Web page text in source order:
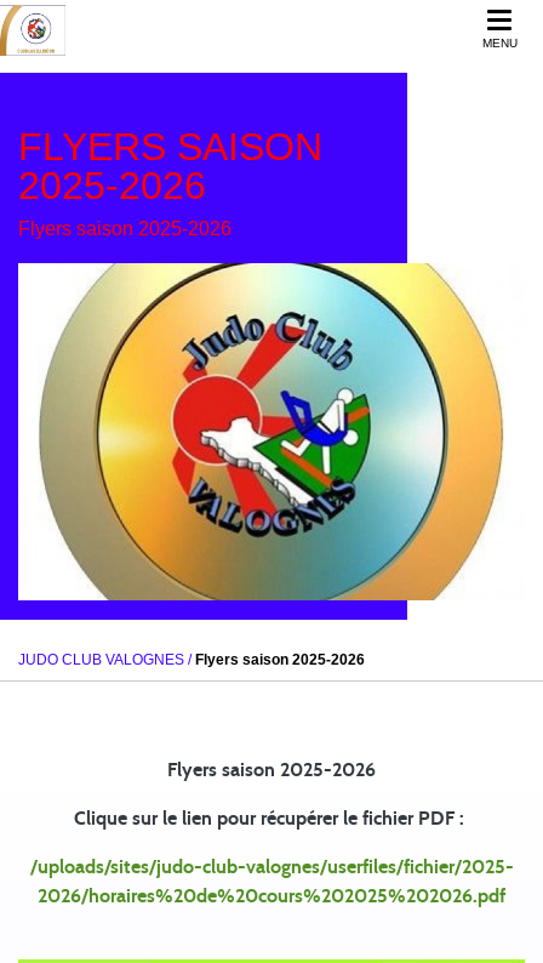
MENU
FLYERS SAISON
2025-2026
Flyers saison 2025-2026
JUDO CLUB VALOGNES /Flyers saison 2025-2026
Flyers saison 2025-2026
Clique sur le lien pour récupérer le fichier PDF :
/uploads/sites/judo-club-valognes/userfiles/fichier/2025-
2026/horaires%20de%20cours%202025%202026.pdf